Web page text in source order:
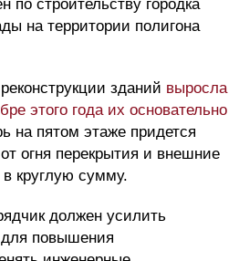
по строительству городка
на территории полигона
зданий выросла
этого года их основательно
на пятом этаже придется
огня перекрытия и внешние
круглую сумму.
должен усилить
для повышения